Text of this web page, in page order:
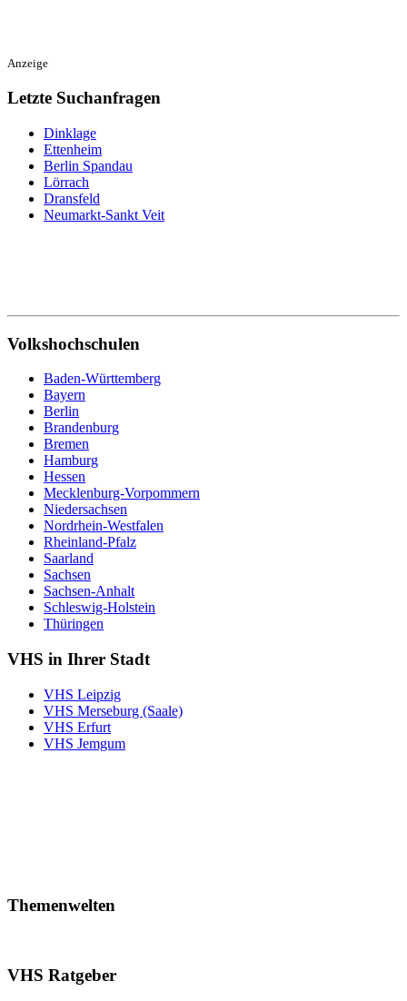
Anzeige
Letzte Suchanfragen
Dinklage
Ettenheim
Berlin Spandau
Lörrach
Dransfeld
Neumarkt-Sankt Veit
Volkshochschulen
Baden-Württemberg
Bayern
Berlin
Brandenburg
Bremen
Hamburg
Hessen
Mecklenburg-Vorpommern
Niedersachsen
Nordrhein-Westfalen
Rheinland-Pfalz
Saarland
Sachsen
Sachsen-Anhalt
Schleswig-Holstein
Thüringen
VHS in Ihrer Stadt
VHS Leipzig
VHS Merseburg (Saale)
VHS Erfurt
VHS Jemgum
Themenwelten
VHS Ratgeber